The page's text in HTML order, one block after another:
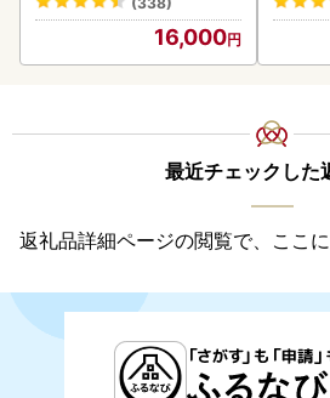
16,000
最近チェックした
返礼品詳細ページの閲覧で、ここ